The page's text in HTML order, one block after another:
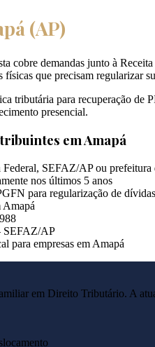
(AP)
cobre demandas junto à
físicas que precisam regularizar
tributária para recuperação
presencial.
emAmapá
SEFAZ/AP ou prefeitura
nos últimos 5 anos
para regularização de dívidas
Amapá
SEFAZ/AP
para empresas em Amapá
em Direito Tributário. A